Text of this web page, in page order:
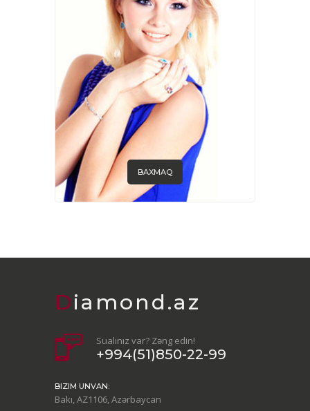
BAXMAQ
Diamond.az
Sualınız var? Zəng edin!
+994(51)850-22-99
BIZIM UNVAN:
Bakı, AZ1106, Azərbaycan